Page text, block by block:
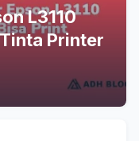
L3110
Printer